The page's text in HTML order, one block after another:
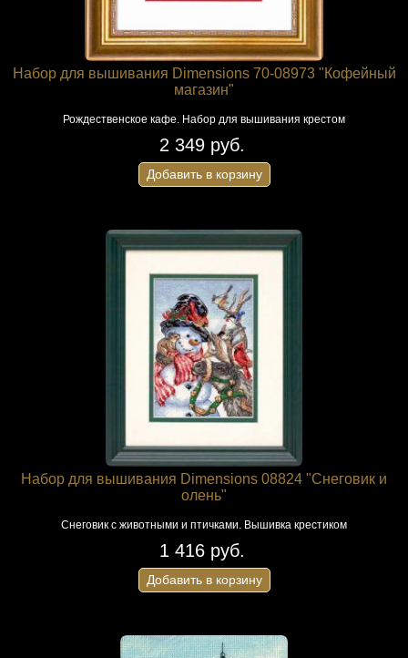
Набор для вышивания Dimensions 70-08973 "Кофейный
магазин"
Рождественское кафе. Набор для вышивания крестом
2 349 руб.
Добавить в корзину
Набор для вышивания Dimensions 08824 "Снеговик и
олень"
Снеговик с животными и птичками. Вышивка крестиком
1 416 руб.
Добавить в корзину